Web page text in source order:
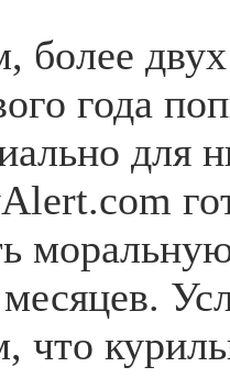
более
года
для
что